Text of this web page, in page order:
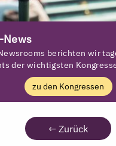
News
berichten wir
der wichtigsten
zu den Kongressen
← Zurück